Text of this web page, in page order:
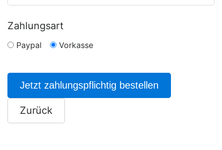
Zahlungsart
Paypal Vorkasse
Jetzt zahlungspflichtig bestellen
Zurück